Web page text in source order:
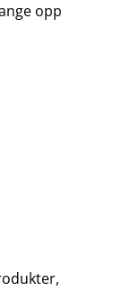
opp